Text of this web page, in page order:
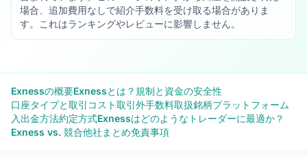
場合、追加費用なしで紹介手数料を受け取る場合がありま
す。これはランキングやレビューに影響しません。
Exnessの概要Exnessとは？規制と資金の安全性
口座タイプと取引コスト取引外手数料取扱銘柄プラットフォーム
入出金方法約定方式Exnessはどのようなトレーダーに最適か？
Exness vs. 競合他社 まとめ免責事項